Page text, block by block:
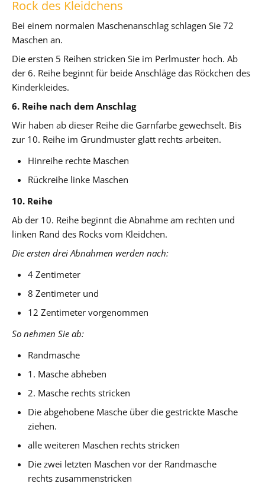
Rock des Kleidchens
Bei einem normalen Maschenanschlag schlagen Sie 72
Maschen an.
Die ersten 5 Reihen stricken Sie im Perlmuster hoch. Ab
der 6. Reihe beginnt für beide Anschläge das Röckchen des
Kinderkleides.
6. Reihe nach dem Anschlag
Wir haben ab dieser Reihe die Garnfarbe gewechselt. Bis
zur 10. Reihe im Grundmuster glatt rechts arbeiten.
Hinreihe rechte Maschen
Rückreihe linke Maschen
10. Reihe
Ab der 10. Reihe beginnt die Abnahme am rechten und
linken Rand des Rocks vom Kleidchen.
Die ersten drei Abnahmen werden nach:
4 Zentimeter
8 Zentimeter und
12 Zentimeter vorgenommen
So nehmen Sie ab:
Randmasche
1. Masche abheben
2. Masche rechts stricken
Die abgehobene Masche über die gestrickte Masche
ziehen.
alle weiteren Maschen rechts stricken
Die zwei letzten Maschen vor der Randmasche
rechts zusammenstricken